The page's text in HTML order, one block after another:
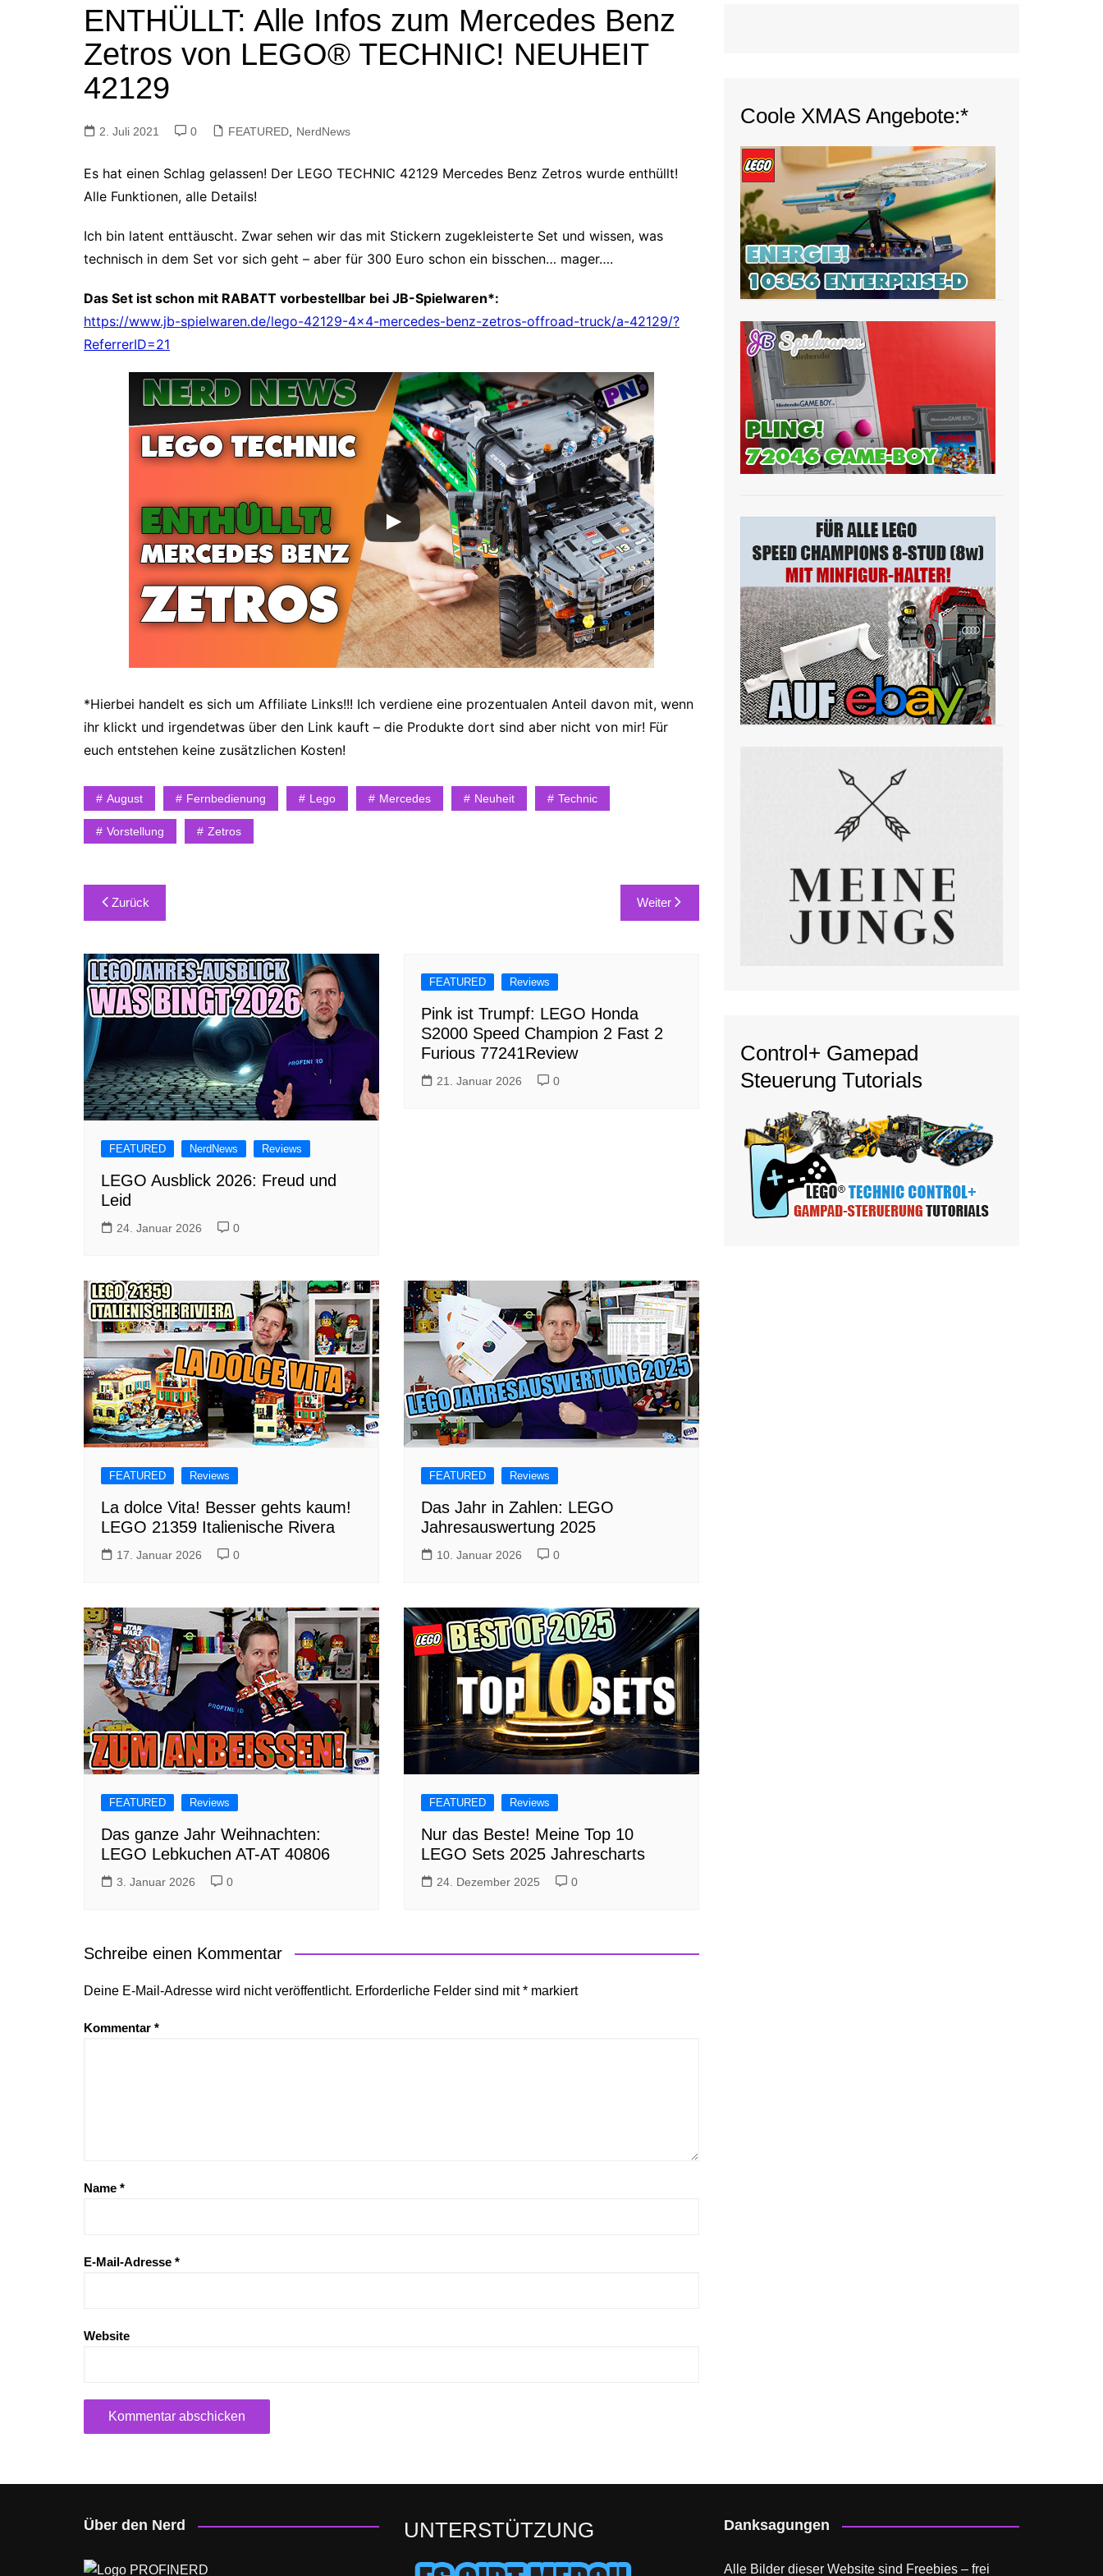
Tutorials
Speedbuild
GAMEzeit
Retroecke
Building Bricks For
Warenkorb
ENTHÜLLT: Alle Infos zum Mercedes Benz
Zetros von LEGO® TECHNIC! NEUHEIT
42129
2. Juli 2021 0 FEATURED NerdNews
Es hat einen Schlag gelassen! Der LEGO TECHNIC 42129 Mercedes Benz Zetros wurde enthüllt!
Alle Funktionen, alle Details!
Ich bin latent enttäuscht. Zwar sehen wir das mit Stickern zugekleisterte Set und wissen, was
technisch in dem Set vor sich geht – aber für 300 Euro schon ein bisschen… mager….
Das Set ist schon mit RABATT vorbestellbar bei JB-Spielwaren*:
https://www.jb-spielwaren.de/lego-42129-4×4-mercedes-benz-zetros-offroad-truck/a-42129/?
ReferrerID=21
*Hierbei handelt es sich um Affiliate Links!!! Ich verdiene eine prozentualen Anteil davon mit, wenn
ihr klickt und irgendetwas über den Link kauft – die Produkte dort sind aber nicht von mir! Für
euch entstehen keine zusätzlichen Kosten!
August Fernbedienung Lego Mercedes Neuheit Technic
Vorstellung Zetros
Beitragsnavigation
Zurück Weiter
FEATURED NerdNews Reviews
LEGO Ausblick 2026: Freud und
Leid
24. Januar 2026 0
FEATURED Reviews
Pink ist Trumpf: LEGO Honda
S2000 Speed Champion 2 Fast 2
Furious 77241Review
21. Januar 2026 0
FEATURED Reviews
La dolce Vita! Besser gehts kaum!
LEGO 21359 Italienische Rivera
17. Januar 2026 0
FEATURED Reviews
Das Jahr in Zahlen: LEGO
Jahresauswertung 2025
10. Januar 2026 0
FEATURED Reviews
Das ganze Jahr Weihnachten:
LEGO Lebkuchen AT-AT 40806
3. Januar 2026 0
FEATURED Reviews
Nur das Beste! Meine Top 10
LEGO Sets 2025 Jahrescharts
24. Dezember 2025 0
Schreibe einen Kommentar
Deine E-Mail-Adresse wird nicht veröffentlicht. Erforderliche Felder sind mit* markiert
Kommentar *
Name *
E-Mail-Adresse *
Website
Coole XMAS Angebote:*
Control+ Gamepad
Steuerung Tutorials
Über den Nerd UNTERSTÜTZUNG Danksagungen
Alle Bilder dieser Website sind Freebies – frei